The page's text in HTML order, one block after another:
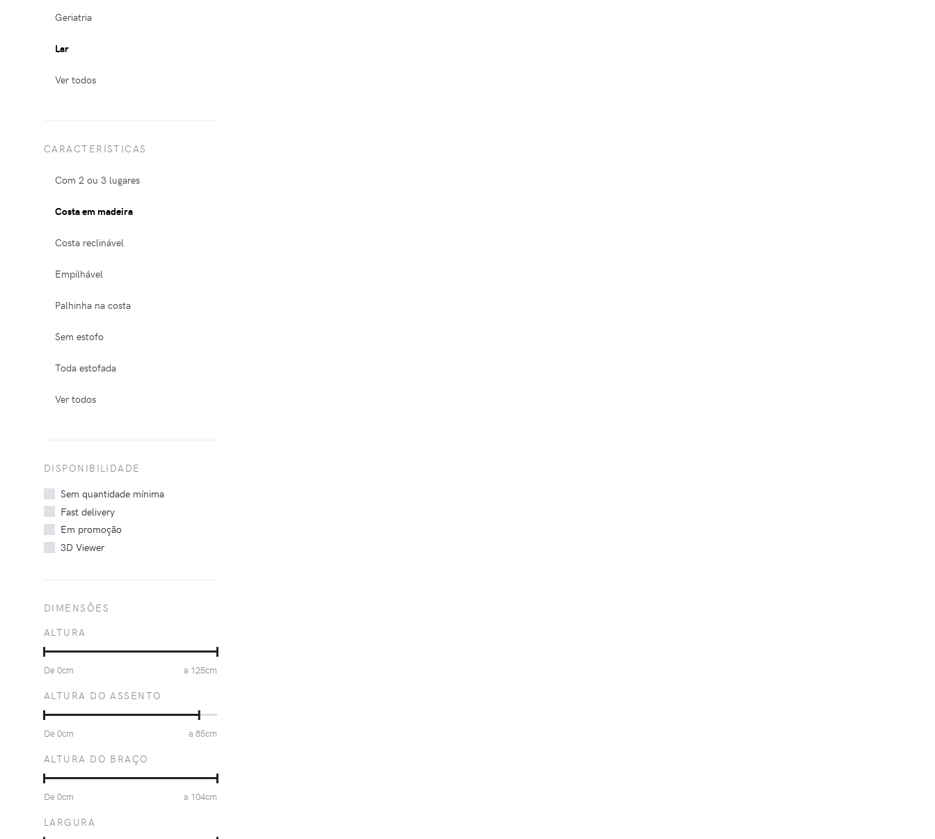
Geriatria
Lar
Ver todos
CARACTERÍSTICAS
Com 2 ou 3 lugares
Costa em madeira
Costa reclinável
Empilhável
Palhinha na costa
Sem estofo
Toda estofada
Ver todos
DISPONIBILIDADE
Sem quantidade mínima
Fast delivery
Em promoção
3D Viewer
DIMENSÕES
ALTURA
De0cm a 125cm
ALTURA DO ASSENTO
De0cm a 85cm
ALTURA DO BRAÇO
De0cm a 104cm
LARGURA